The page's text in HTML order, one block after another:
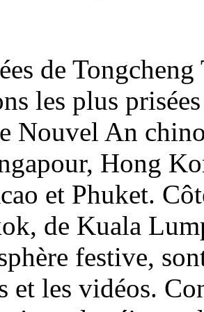
de
les plus
Nouvel An
Hong
et Phuket.
de Kuala
festive,
et les vidéos.